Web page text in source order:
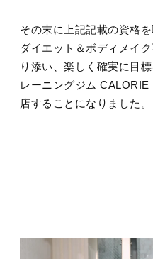
その末に上記記載の資格を
ダイエット＆ボディメイ
り添い、楽しく確実に目
レーニングジム
店することになりました。